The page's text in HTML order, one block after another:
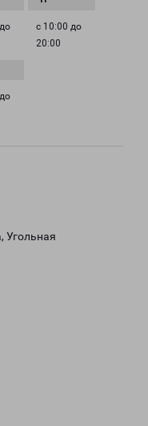
с 10:00 до
20:00
Угольная